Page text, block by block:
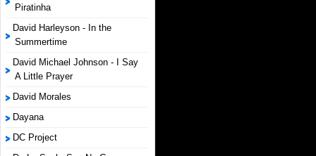
Piratinha
David Harleyson - In the
Summertime
David Michael Johnson - I Say
A Little Prayer
David Morales
Dayana
DC Project